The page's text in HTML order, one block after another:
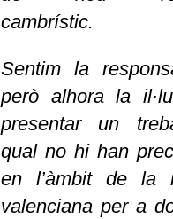
cambrístic.
Sentim la
però alhora la
presentar un
qual no hi han
en l’àmbit de la
valenciana per a